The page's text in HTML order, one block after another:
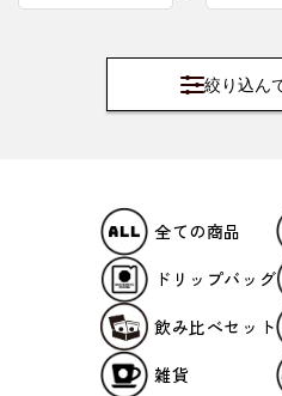
絞り込ん
全ての商品
ドリップバッグ
飲み比べセット
雑貨